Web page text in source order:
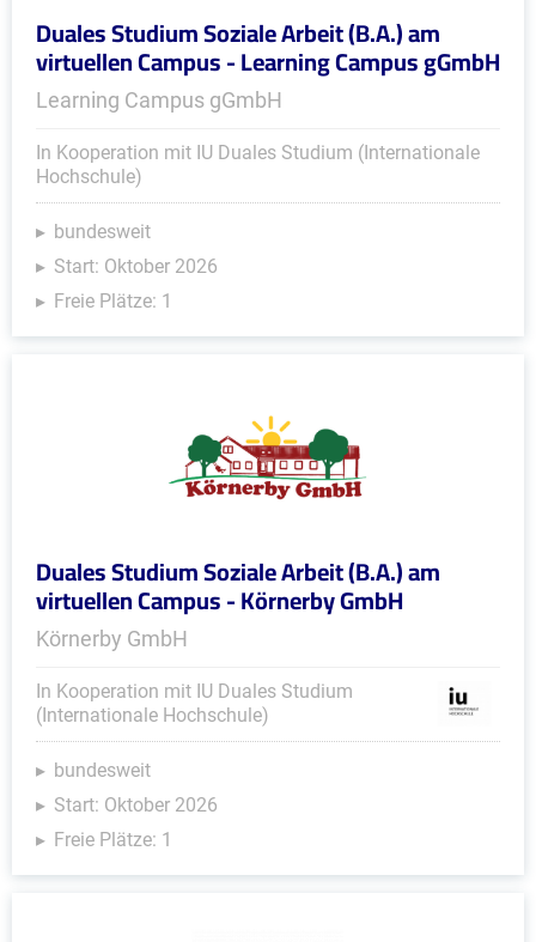
Duales Studium Soziale Arbeit (B.A.) am
virtuellen Campus - Learning Campus gGmbH
Learning Campus gGmbH
In Kooperation mit IU Duales Studium (Internationale
Hochschule)
bundesweit
Start: Oktober 2026
Freie Plätze: 1
Duales Studium Soziale Arbeit (B.A.) am
virtuellen Campus - Körnerby GmbH
Körnerby GmbH
In Kooperation mit IU Duales Studium
(Internationale Hochschule)
bundesweit
Start: Oktober 2026
Freie Plätze: 1